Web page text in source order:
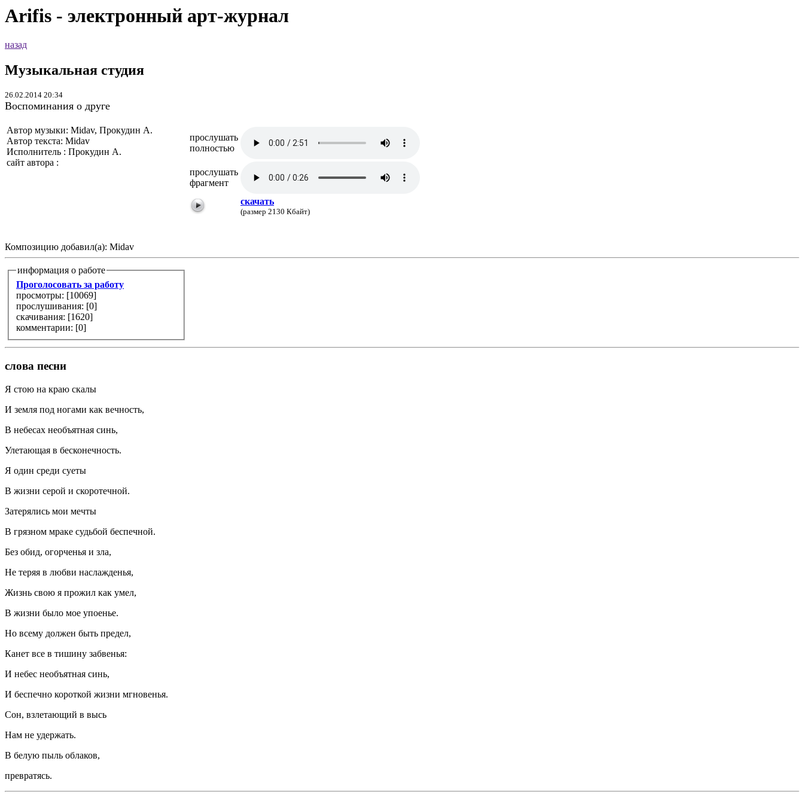
Arifis - электронный арт-журнал
назад
Музыкальная студия
26.02.2014 20:34
Воспоминания о друге
Автор музыки: Midav, Прокудин А.
Автор текста: Midav
Исполнитель : Прокудин А.
сайт автора :
прослушать
полностью
прослушать
фрагмент
скачать
(размер 2130 Кбайт)
Композицию добавил(а): Midav
информация о работе
Проголосовать за работу
просмотры: [10069]
прослушивания: [0]
скачивания: [1620]
комментарии: [0]
слова песни
Я стою на краю скалы
И земля под ногами как вечность,
В небесах необъятная синь,
Улетающая в бесконечность.
Я один среди суеты
В жизни серой и скоротечной.
Затерялись мои мечты
В грязном мраке судьбой беспечной.
Без обид, огорченья и зла,
Не теряя в любви наслажденья,
Жизнь свою я прожил как умел,
В жизни было мое упоенье.
Но всему должен быть предел,
Канет все в тишину забвенья:
И небес необъятная синь,
И беспечно короткой жизни мгновенья.
Сон, взлетающий в высь
Нам не удержать.
В белую пыль облаков,
превратясь.